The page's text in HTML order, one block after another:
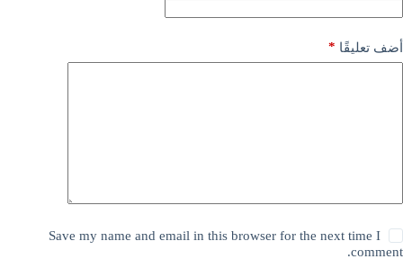
أضف تعليقًا *
Save my name and email in this browser for the next time I
comment.